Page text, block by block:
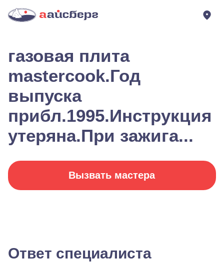
газовая плита
mastercook.Год
выпуска
прибл.1995.Инструкция
утеряна.При зажига...
Вызвать мастера
Ответ специалиста